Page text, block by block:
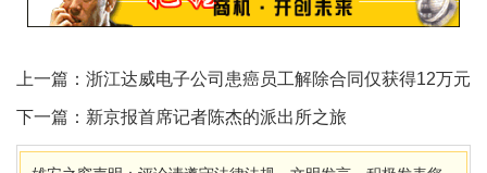
上一篇： 浙江达威电子公司患癌员工解除合同仅获得12万元
下一篇： 新京报首席记者陈杰的派出所之旅